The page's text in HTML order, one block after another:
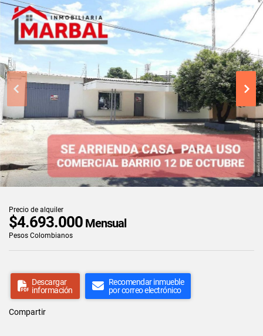
Precio de alquiler
$4.693.000 Mensual
Pesos Colombianos
Descargar
información
Recomendar inmueble
por correo electrónico
Compartir